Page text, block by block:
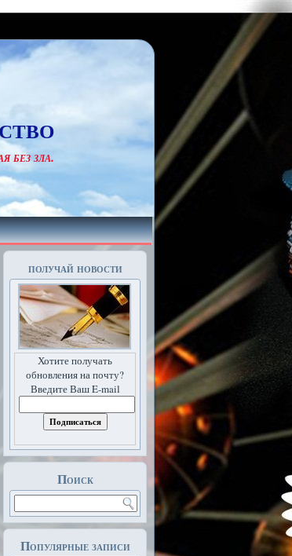
без зла.
получай новости
Хотите получать
обновления на почту?
Введите Ваш E-mail
Поиск
Популярные записи